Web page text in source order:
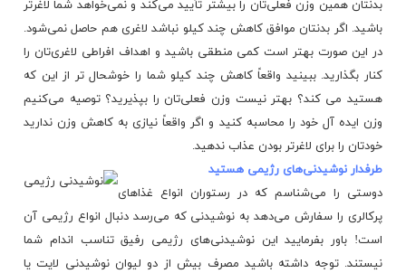
بدنتان همین وزن فعلی‌تان را بیشتر تأیید می‌کند و نمی‌خواهد شما لاغرتر
باشید. اگر بدنتان موافق کاهش چند کیلو نباشد لاغری هم حاصل نمی‌شود.
در این صورت بهتر است کمی منطقی باشید و اهداف افراطی لاغری‌تان را
کنار بگذارید. ببینید واقعاً کاهش چند کیلو شما را خوشحال تر از این که
هستید می کند؟ بهتر نیست وزن فعلی‌تان را بپذیرید؟ توصیه می‌کنیم
وزن ایده آل خود را محاسبه کنید و اگر واقعاً نیازی به کاهش وزن ندارید
خودتان را برای لاغرتر بودن عذاب ندهید.
طرفدار نوشیدنی‌های رژیمی هستید
دوستی را می‌شناسم که در رستوران انواع غذاهای
پرکالری را سفارش می‌دهد به نوشیدنی که می‌رسد دنبال انواع رژیمی آن
است! باور بفرمایید این نوشیدنی‌های رژیمی رفیق تناسب اندام شما
نیستند. توجه داشته باشید مصرف بیش از دو لیوان نوشیدنی لایت یا